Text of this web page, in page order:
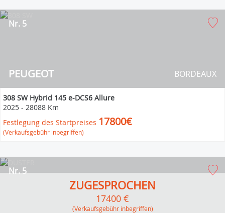
PEUGEOT
Nr. 5
BORDEAUX
308 SW Hybrid 145 e-DCS6 Allure
2025 - 28088 Km
Festlegung des Startpreises 17800€
(Verkaufsgebühr inbegriffen)
Nr. 5
ZUGESPROCHEN
17400 €
(Verkaufsgebühr inbegriffen)